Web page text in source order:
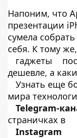
Напоним, что
презентации
сумела
себя. К тому
гаджеты
дешевле, а
Узнать еще
мира
Telegram-
страничках в
Instagram